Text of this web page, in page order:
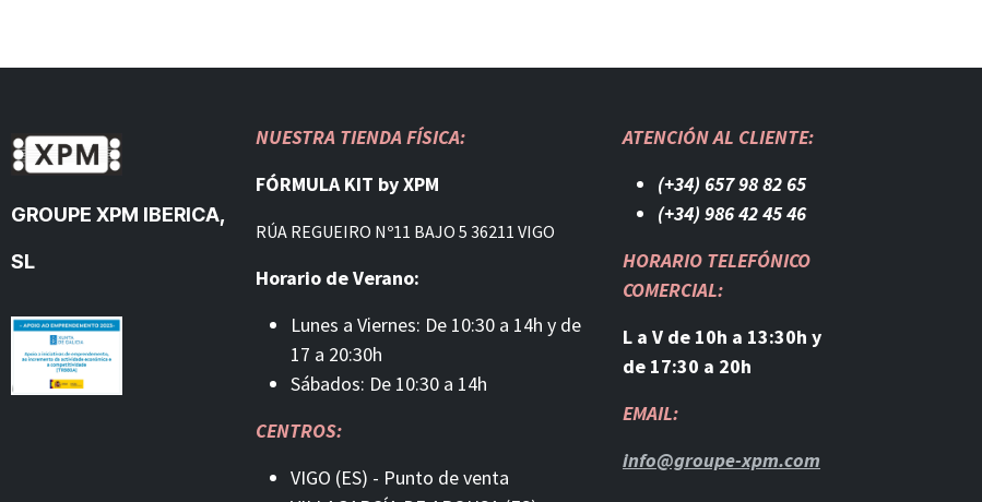
GROUPE XPM IBERICA,
SL
NUESTRA TIENDA FÍSICA:
FÓRMULA KIT by XPM
RÚA REGUEIRO Nº11 BAJO 5 36211 VIGO
Horario de Verano:
Lunes a Viernes: De 10:30 a 14h y de
17 a 20:30h
Sábados: De 10:30 a 14h
CENTROS:
VIGO (ES) - Punto de venta
ATENCIÓN AL CLIENTE:
(+34) 657 98 82 65
(+34) 986 42 45 46​
HORARIO TELEFÓNICO
COMERCIAL:
L a V de 10h a 13:30h y
de 17:30 a 20h
EMAIL:
info@groupe-xpm.com